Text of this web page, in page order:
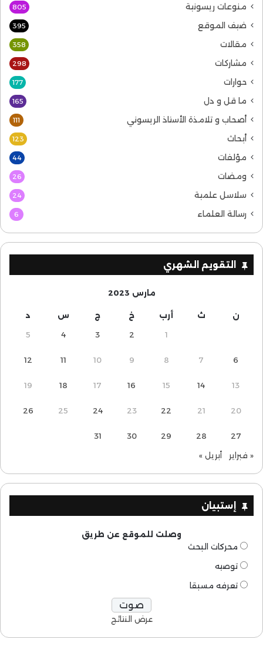
منوعات ريسونية 805
ضيف الموقع 395
مقالات 358
مشاركات 298
حوارات 177
ما قل و دل 165
أصحاب و تلامذة الأستاذ الريسوني 111
أبحاث 123
مؤلفات 44
ومضات 26
سلاسل علمية 24
رسالة العلماء 6
التقويم الشهري
مارس 2023
ن ث أرب خ ج س د
1
2
3
4
5
6
7
8
9
10
11
12
13
14
15
16
17
18
19
20
21
22
23
24
25
26
27
28
29
30
31
« فبراير أبريل »
إستبيان
وصلت للموقع عن طريق
محركات البحث
توصيه
تعرفه مسبقا
عرض النتائج